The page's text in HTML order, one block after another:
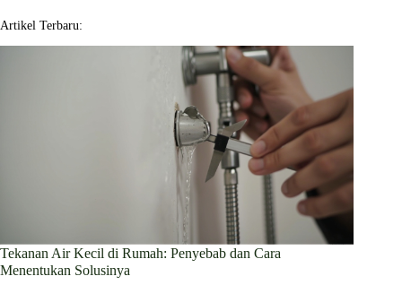
Artikel Terbaru:
Tekanan Air Kecil di Rumah: Penyebab dan Cara
Menentukan Solusinya